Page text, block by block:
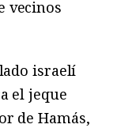
vecinos
israelí
el jeque
de Hamás,